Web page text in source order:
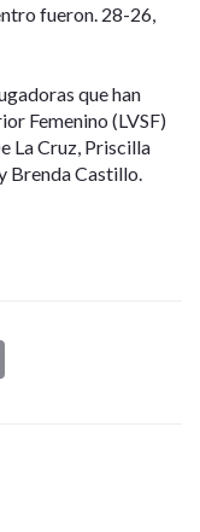
fueron. 28-26,
que han
Femenino (LVSF)
La Cruz, Priscilla
Brenda Castillo.